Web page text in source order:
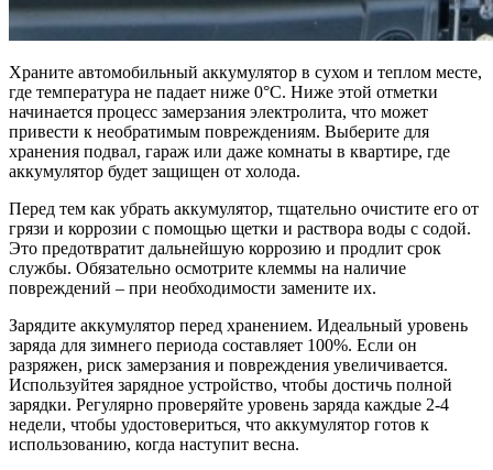
Храните автомобильный аккумулятор в сухом и теплом месте,
где температура не падает ниже 0°C. Ниже этой отметки
начинается процесс замерзания электролита, что может
привести к необратимым повреждениям. Выберите для
хранения подвал, гараж или даже комнаты в квартире, где
аккумулятор будет защищен от холода.
Перед тем как убрать аккумулятор, тщательно очистите его от
грязи и коррозии с помощью щетки и раствора воды с содой.
Это предотвратит дальнейшую коррозию и продлит срок
службы. Обязательно осмотрите клеммы на наличие
повреждений – при необходимости замените их.
Зарядите аккумулятор перед хранением. Идеальный уровень
заряда для зимнего периода составляет 100%. Если он
разряжен, риск замерзания и повреждения увеличивается.
Используйтея зарядное устройство, чтобы достичь полной
зарядки. Регулярно проверяйте уровень заряда каждые 2-4
недели, чтобы удостовериться, что аккумулятор готов к
использованию, когда наступит весна.